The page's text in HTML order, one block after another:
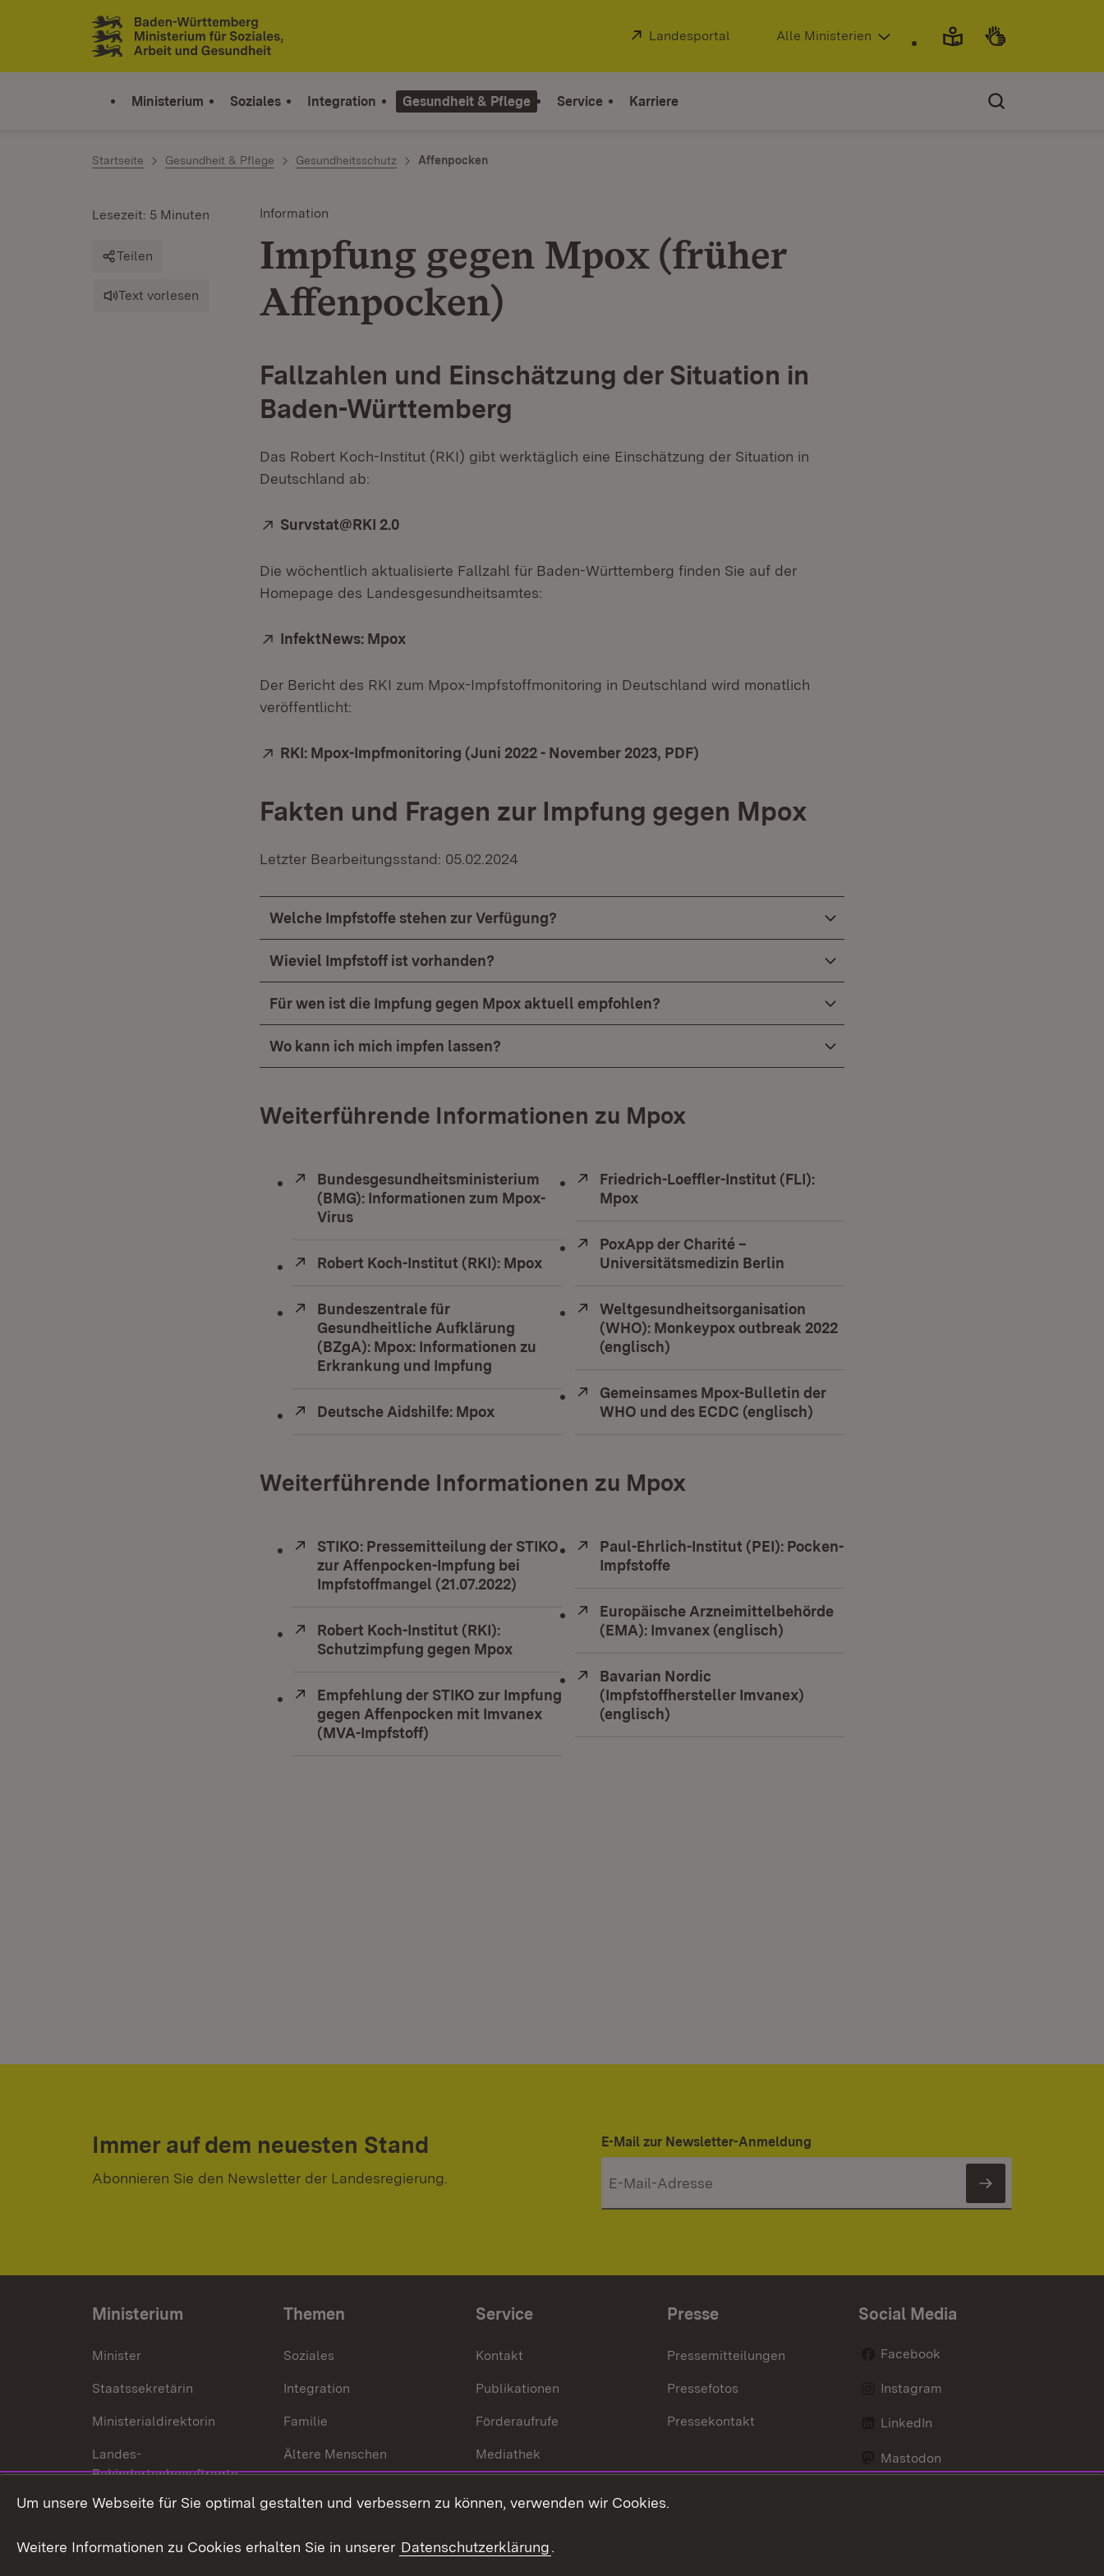
Zum Inhalt springen
Link zur Startseite
Extern:
Landesportal (Öffnet in neuem Fenster)
Alle Ministerien
Ministerium Soziales Integration Gesundheit & Pflege Service Karriere
Startseite Gesundheit & Pflege Gesundheitsschutz Affenpocken
Information
Impfung gegen Mpox (früher
Affenpocken)
Lesezeit: 5 Minuten
Teilen
Text vorlesen
Fallzahlen und Einschätzung der Situation in
Baden-Württemberg
Das Robert Koch-Institut (RKI) gibt werktäglich eine Einschätzung der Situation in
Deutschland ab:
Extern:
Survstat@RKI 2.0
Die wöchentlich aktualisierte Fallzahl für Baden-Württemberg finden Sie auf der
Homepage des Landesgesundheitsamtes:
Extern:
InfektNews: Mpox
Der Bericht des RKI zum Mpox-Impfstoffmonitoring in Deutschland wird monatlich
veröffentlicht:
Extern:
RKI: Mpox-Impfmonitoring (Juni 2022 - November 2023, PDF)
Fakten und Fragen zur Impfung gegen Mpox
Letzter Bearbeitungsstand: 05.02.2024
Welche Impfstoffe stehen zur Verfügung?
Wieviel Impfstoff ist vorhanden?
Für wen ist die Impfung gegen Mpox aktuell empfohlen?
Wo kann ich mich impfen lassen?
Weiterführende Informationen zu Mpox
Extern:
Bundesgesundheitsministerium
(BMG): Informationen zum Mpox-
Virus
Extern:
Robert Koch-Institut (RKI): Mpox (Öffnet in neuem Fenster)
Extern:
Bundeszentrale für
Gesundheitliche Aufklärung
(BZgA): Mpox: Informationen zu
Erkrankung und Impfung
Extern:
Deutsche Aidshilfe: Mpox (Öffnet in neuem Fenster)
Extern:
Friedrich-Loeffler-Institut (FLI):
Mpox
Extern:
PoxApp der Charité –
Universitätsmedizin Berlin
Extern:
Weltgesundheitsorganisation
(WHO): Monkeypox outbreak 2022
(englisch)
Extern:
Gemeinsames Mpox-Bulletin der
WHO und des ECDC (englisch)
Weiterführende Informationen zu Mpox
Extern:
STIKO: Pressemitteilung der STIKO
zur Affenpocken-Impfung bei
Impfstoffmangel (21.07.2022)
Extern:
Robert Koch-Institut (RKI):
Schutzimpfung gegen Mpox
Extern:
Empfehlung der STIKO zur Impfung
gegen Affenpocken mit Imvanex
(MVA-Impfstoff)
Extern:
Paul-Ehrlich-Institut (PEI): Pocken-
Impfstoffe
Extern:
Europäische Arzneimittelbehörde
(EMA): Imvanex (englisch)
Extern:
Bavarian Nordic
(Impfstoffhersteller Imvanex)
(englisch)
Immer auf dem neuesten Stand
Abonnieren Sie den Newsletter der Landesregierung.
E-Mail zur Newsletter-Anmeldung
Newsletter
Ministerium
Minister
Staatssekretärin
Ministerialdirektorin
Landes-
Behindertenbeauftragte
Bürgerreferent
Karriere
Themen
Soziales
Integration
Familie
Ältere Menschen
Behinderungen
Bürgerengagement
Service
Kontakt
Publikationen
Förderaufrufe
Mediathek
Presse
Pressemitteilungen
Pressefotos
Pressekontakt
Social Media
Facebook
Instagram
LinkedIn
Mastodon
Um unsere Webseite für Sie optimal gestalten und verbessern zu können, verwenden wir Cookies.
Weitere Informationen zu Cookies erhalten Sie in unserer Datenschutzerklärung.